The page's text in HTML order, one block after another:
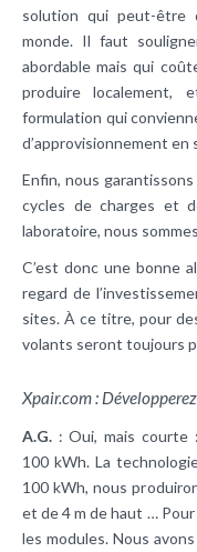
solution qui peut-être
monde. Il faut
abordable mais qui
produire
formulation qui
d’approvisionnement en
Enfin, nous
cycles de charges et
laboratoire, nous
C’est donc une bonne
regard de
sites. À ce titre, pour
volants seront toujours
Xpair.com :
A.G. : Oui, mais
100 kWh. La
100 kWh, nous
et de 4 m de haut …
les modules. Nous